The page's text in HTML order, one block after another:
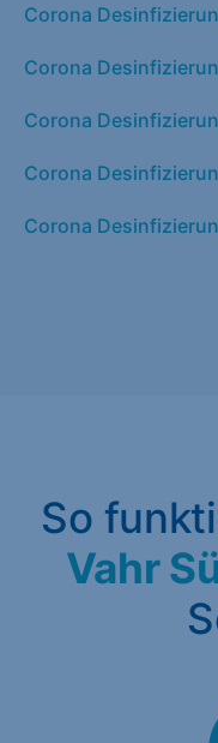
Corona
Corona
Corona
Corona
Corona
So
Vahr